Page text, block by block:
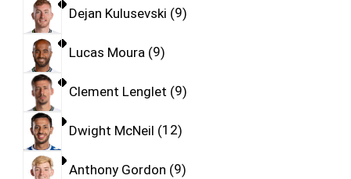
Dejan Kulusevski 9
Lucas Moura 9
Clement Lenglet 9
Dwight McNeil 12
Anthony Gordon 9